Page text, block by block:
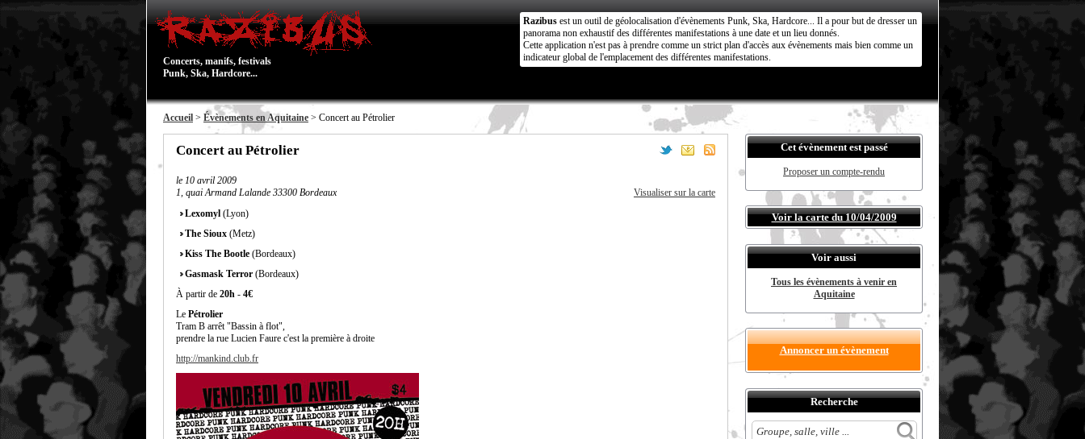
Concerts, manifs, festivals
Punk, Ska, Hardcore...
Razibus est un outil de géolocalisation d'évènements Punk, Ska, Hardcore... Il a pour but de dresser un
panorama non exhaustif des différentes manifestations à une date et un lieu donnés.
Cette application n'est pas à prendre comme un strict plan d'accès aux évènements mais bien comme un
indicateur global de l'emplacement des différentes manifestations.
Accueil > Évènements en Aquitaine > Concert au Pétrolier
Concert au Pétrolier
le 10 avril 2009
1, quai Armand Lalande 33300 Bordeaux
Visualiser sur la carte
Lexomyl (Lyon)
The Sioux (Metz)
Kiss The Bootle (Bordeaux)
Gasmask Terror (Bordeaux)
À partir de 20h - 4€
Le Pétrolier
Tram B arrêt "Bassin à flot",
prendre la rue Lucien Faure c'est la première à droite
http://mankind.club.fr
Cet évènement est passé
Proposer un compte-rendu
Voir la carte du 10/04/2009
Voir aussi
Tous les évènements à venir en
Aquitaine
Annoncer un évènement
Recherche